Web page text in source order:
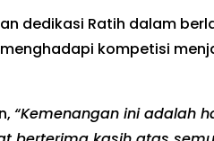
dedikasi Ratih dalam
kompetisi
“Kemenangan ini adalah